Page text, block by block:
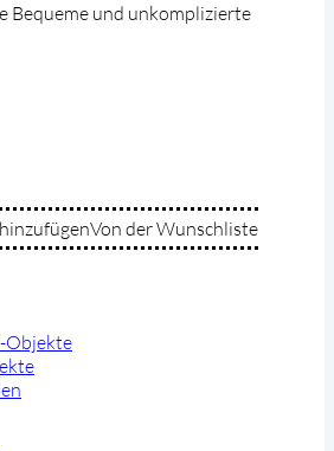
Bequeme und unkomplizierte
Von der Wunschliste
Objekte